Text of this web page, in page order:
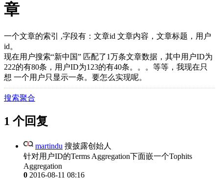
章
一个文章的索引 ,字段有：文章id 文章内容，文章标题，用户
id。
现在用户搜索“新中国” 匹配了1万条文章数据，其中用户ID为
222的有80条，用户ID为123的有40条。。。等等，我现在只
想 一个用户只显示一条。要怎么实现呢。
搜索聚合
1 个回复
martindu 搜披露创始人
针对用户ID的Terms Aggregation下面嵌一个Tophits
Aggregation
0 2016-08-11 08:16